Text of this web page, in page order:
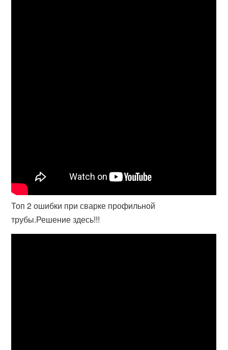
Топ 2 ошибки при сварке профильной
трубы.Решение здесь!!!